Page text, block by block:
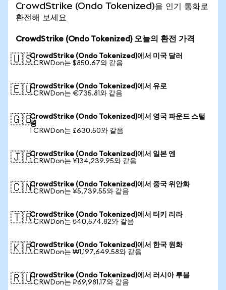
CrowdStrike (Ondo Tokenized)을 인기 통화로
환전해 보세요
CrowdStrike (Ondo Tokenized) 오늘의 환전 가격
🇺🇸CrowdStrike (Ondo Tokenized)에서 미국 달러
1 CRWDon는 $850.67와 같음
🇪🇺CrowdStrike (Ondo Tokenized)에서 유로
1 CRWDon는 €735.81와 같음
🇬🇧CrowdStrike (Ondo Tokenized)에서 영국 파운드 스털
링
1 CRWDon는 £630.50와 같음
🇯🇵CrowdStrike (Ondo Tokenized)에서 일본 엔
1 CRWDon는 ¥134,239.95와 같음
🇨🇳CrowdStrike (Ondo Tokenized)에서 중국 위안화
1 CRWDon는 ¥5,739.55와 같음
🇹🇷CrowdStrike (Ondo Tokenized)에서 터키 리라
1 CRWDon는 ₺40,574.82와 같음
🇰🇷CrowdStrike (Ondo Tokenized)에서 한국 원화
1 CRWDon는 ₩1,197,649.58와 같음
🇷🇺CrowdStrike (Ondo Tokenized)에서 러시아 루블
1 CRWDon는 ₽69,981.17와 같음